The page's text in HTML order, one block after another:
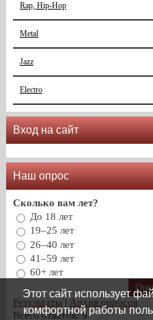
Rap, Hip-Hop
Metal
Jazz
Electro
Вход на сайт
Наш опрос
Сколько вам лет?
До 18 лет
19–25 лет
26–40 лет
41–59 лет
60+ лет
Результаты | Архив опросов
Всего ответов:5
Этот сайт использует
комфортной работы